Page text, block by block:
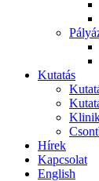
Kutatás
Hírek
Kapcsolat
English